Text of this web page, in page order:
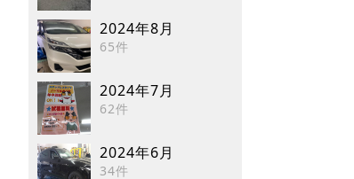
2024年8月
65件
2024年7月
62件
2024年6月
34件